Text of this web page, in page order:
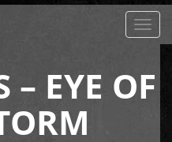
– EYE OF